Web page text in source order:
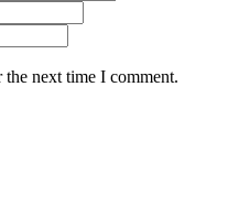
next time I comment.